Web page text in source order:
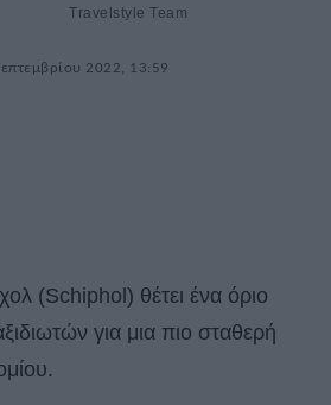
Travelstyle Team
2022, 13:59
(Schiphol) θέτει ένα όριο
για μια πιο σταθερή